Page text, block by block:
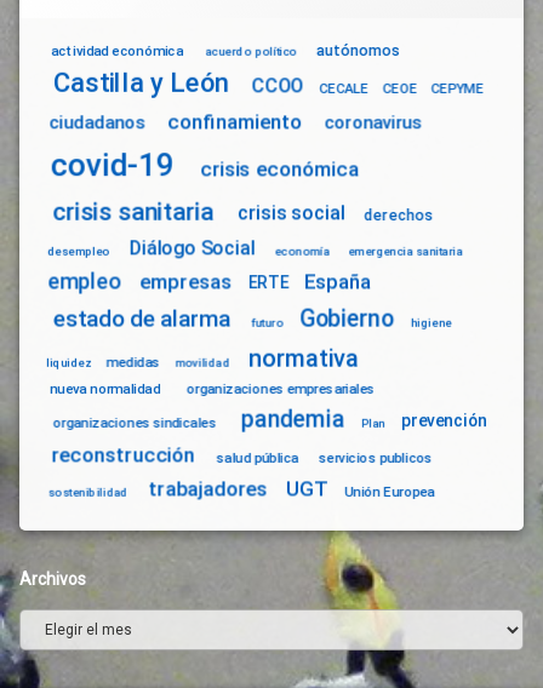
actividad económica acuerdo político autónomos
Castilla y León CCOO CECALE CEOE CEPYME
ciudadanos confinamiento coronavirus
covid-19 crisis económica
crisis sanitaria crisis social derechos
desempleo Diálogo Social economía emergencia sanitaria
empleo empresas ERTE España
estado de alarma futuro Gobierno higiene
liquidez medidas movilidad normativa
nueva normalidad organizaciones empresariales
organizaciones sindicales pandemia Plan prevención
reconstrucción salud pública servicios publicos
sostenibilidad trabajadores UGT Unión Europea
Archivos
Archivos